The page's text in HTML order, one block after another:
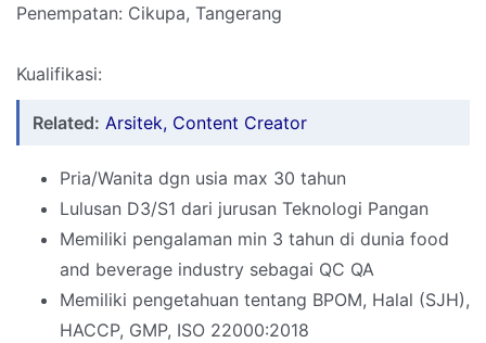
Penempatan: Cikupa, Tangerang
Kualifikasi:
Related: Arsitek, Content Creator
Pria/Wanita dgn usia max 30 tahun
Lulusan D3/S1 dari jurusan Teknologi Pangan
Memiliki pengalaman min 3 tahun di dunia food
and beverage industry sebagai QC QA
Memiliki pengetahuan tentang BPOM, Halal (SJH),
HACCP, GMP, ISO 22000:2018